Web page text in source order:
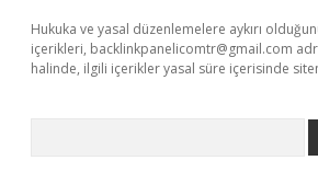
Hukuka ve yasal düzenlemelere aykırı
içerikleri, backlinkpanelicomtr@gmail.com
halinde, ilgili içerikler yasal süre içerisinde